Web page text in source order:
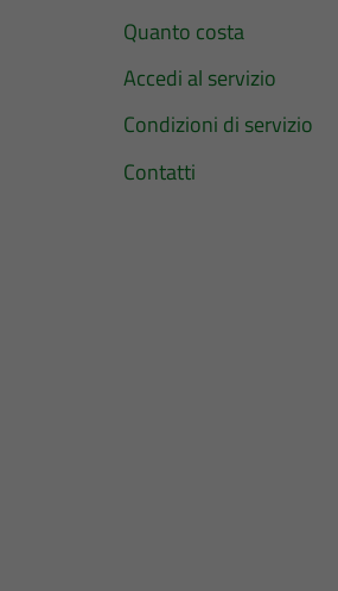
Quanto costa
Accedi al servizio
Condizioni di servizio
Contatti